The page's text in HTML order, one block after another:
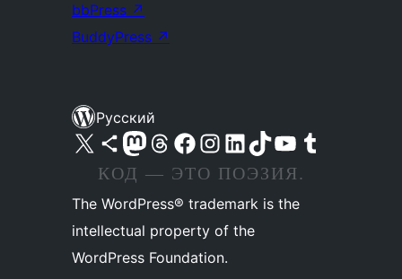
bbPress ↗
BuddyPress ↗
Русский
Посетите нас в X (ранее Twitter)
Посетите нашу учётную запись в Bluesky
Посетите нашу ленту в Mastodon
Посетите нашу учётную запись в Threads
Посетите нашу страницу на Facebook
Посетите наш Instagram
Посетите нашу страницу в LinkedIn
Посетите нашу учётную запись в TikTok
Посетите наш канал YouTube
Посетите нашу учётную запись в Tumblr
КОД — ЭТО ПОЭЗИЯ.
The WordPress® trademark is the
intellectual property of the
WordPress Foundation.